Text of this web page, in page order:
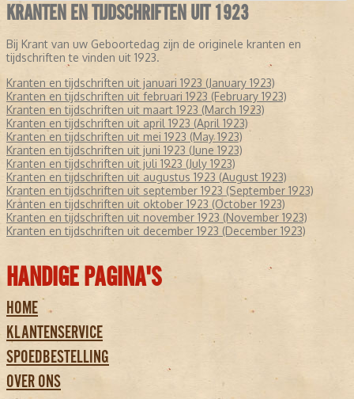
KRANTEN EN TIJDSCHRIFTEN UIT 1923
Bij Krant van uw Geboortedag zijn de originele kranten en
tijdschriften te vinden uit 1923.
Kranten en tijdschriften uit januari 1923 (January 1923)
Kranten en tijdschriften uit februari 1923 (February 1923)
Kranten en tijdschriften uit maart 1923 (March 1923)
Kranten en tijdschriften uit april 1923 (April 1923)
Kranten en tijdschriften uit mei 1923 (May 1923)
Kranten en tijdschriften uit juni 1923 (June 1923)
Kranten en tijdschriften uit juli 1923 (July 1923)
Kranten en tijdschriften uit augustus 1923 (August 1923)
Kranten en tijdschriften uit september 1923 (September 1923)
Kranten en tijdschriften uit oktober 1923 (October 1923)
Kranten en tijdschriften uit november 1923 (November 1923)
Kranten en tijdschriften uit december 1923 (December 1923)
HANDIGE PAGINA'S
HOME
KLANTENSERVICE
SPOEDBESTELLING
OVER ONS